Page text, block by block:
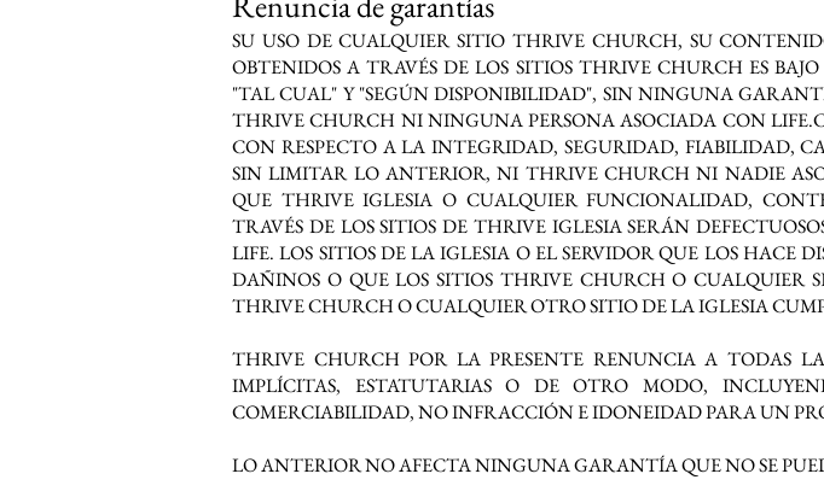
SU USO DE CUALQUIER SITIO THRIVE CHURCH, SU
OBTENIDOS A TRAVÉS DE LOS SITIOS THRIVE CHURCH ES
"TAL CUAL" Y "SEGÚN DISPONIBILIDAD", SIN NINGUNA
THRIVE CHURCH NI NINGUNA PERSONA ASOCIADA CON
CON RESPECTO A LA INTEGRIDAD, SEGURIDAD, FIABILIDAD,
SIN LIMITAR LO ANTERIOR, NI THRIVE CHURCH NI NADIE
QUE THRIVE IGLESIA O CUALQUIER FUNCIONALIDAD,
TRAVÉS DE LOS SITIOS DE THRIVE IGLESIA SERÁN
LIFE. LOS SITIOS DE LA IGLESIA O EL SERVIDOR QUE LOS HACE
DAÑINOS O QUE LOS SITIOS THRIVE CHURCH O CUALQUIER
THRIVE CHURCH O CUALQUIER OTRO SITIO DE LA IGLESIA
THRIVE CHURCH POR LA PRESENTE RENUNCIA A TODAS
IMPLÍCITAS, ESTATUTARIAS O DE OTRO MODO,
COMERCIABILIDAD, NO INFRACCIÓN E IDONEIDAD PARA UN
LO ANTERIOR NO AFECTA NINGUNA GARANTÍA QUE NO SE